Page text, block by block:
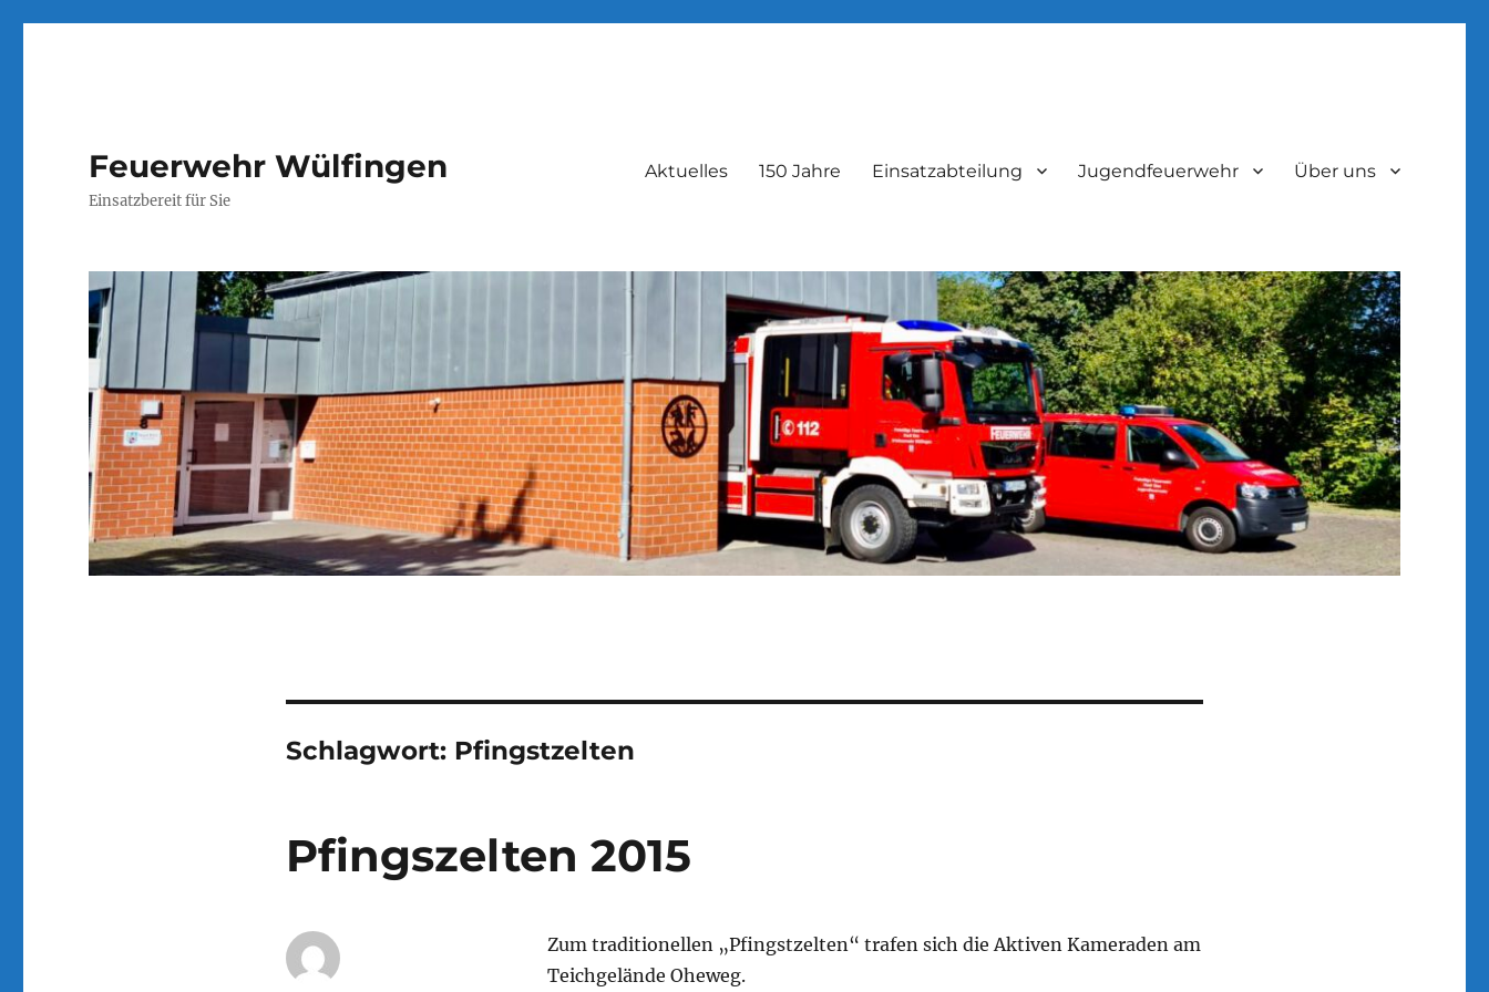
Feuerwehr Wülfingen
Einsatzbereit für Sie
Aktuelles 150 Jahre Einsatzabteilung Jugendfeuerwehr Über uns
Schlagwort: Pfingstzelten
Pfingszelten 2015
Zum traditionellen „Pfingstzelten“ trafen sich die Aktiven Kameraden am
Teichgelände Oheweg.